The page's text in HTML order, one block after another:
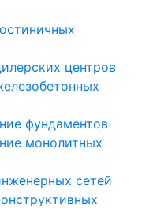
центров
фундаментов
монолитных
сетей